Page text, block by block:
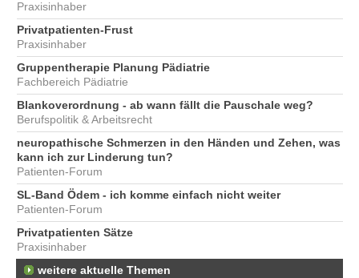
Praxisinhaber
Privatpatienten-Frust
Praxisinhaber
Gruppentherapie Planung Pädiatrie
Fachbereich Pädiatrie
Blankoverordnung - ab wann fällt die Pauschale weg?
Berufspolitik & Arbeitsrecht
neuropathische Schmerzen in den Händen und Zehen, was
kann ich zur Linderung tun?
Patienten-Forum
SL-Band Ödem - ich komme einfach nicht weiter
Patienten-Forum
Privatpatienten Sätze
Praxisinhaber
weitere aktuelle Themen